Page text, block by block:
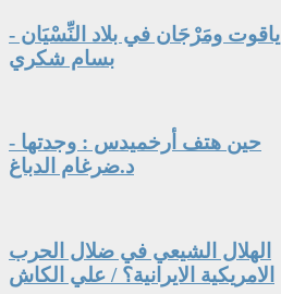
ياقوت ومَرْجَان في بلاد النِّسْيَان -
بسام شكري
حين هتف أرخميدس : وجدتها -
د.ضرغام الدباغ
الهلال الشيعي في ضلال الحرب
الامريكية الايرانية؟ / علي الكاش